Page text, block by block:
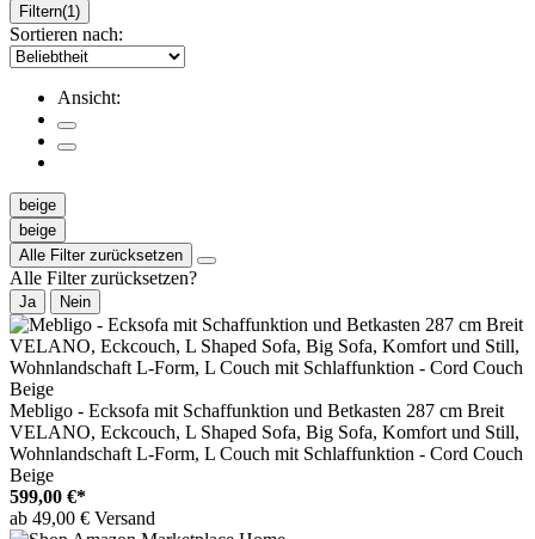
Filtern(1)
Sortieren nach:
Ansicht:
beige
beige
Alle Filter zurücksetzen
Alle Filter zurücksetzen?
Ja Nein
Mebligo - Ecksofa mit Schaffunktion und Betkasten 287 cm Breit
VELANO, Eckcouch, L Shaped Sofa, Big Sofa, Komfort und Still,
Wohnlandschaft L-Form, L Couch mit Schlaffunktion - Cord Couch
Beige
599,00 €*
ab 49,00 € Versand